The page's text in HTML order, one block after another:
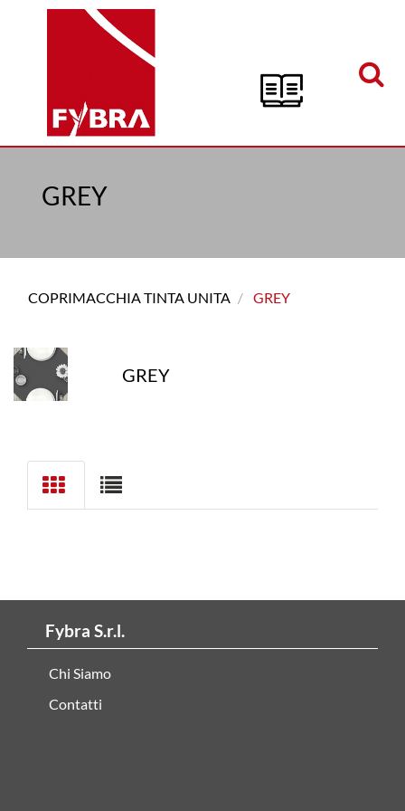
Open menu
GREY
COPRIMACCHIA TINTA UNITA GREY
GREY
Fybra S.r.l.
Chi Siamo
Contatti